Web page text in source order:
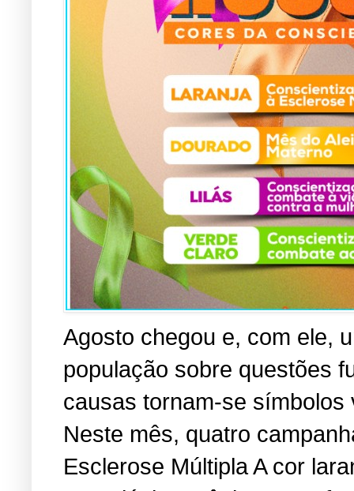
Agosto chegou e, com ele,
população sobre questões
causas tornam-se símbolos
Neste mês, quatro
Esclerose Múltipla A cor